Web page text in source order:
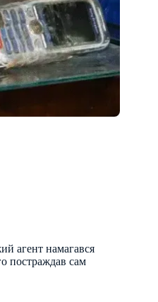
агент намагався
постраждав сам